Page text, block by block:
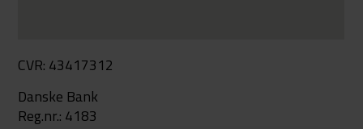
CVR: 43417312
Danske Bank
Reg.nr.: 4183